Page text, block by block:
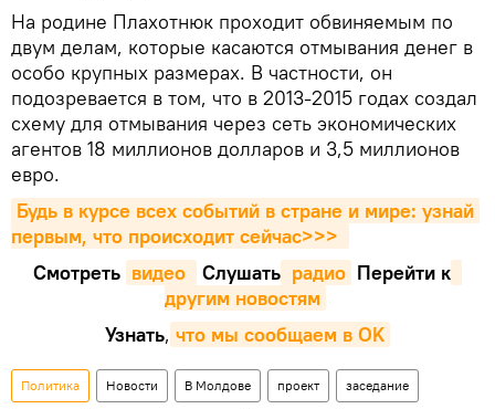
На родине Плахотнюк проходит обвиняемым по
двум делам, которые касаются отмывания денег в
особо крупных размерах. В частности, он
подозревается в том, что в 2013-2015 годах создал
схему для отмывания через сеть экономических
агентов 18 миллионов долларов и 3,5 миллионов
евро.
Будь в курсе всех событий в стране и мире: узнай
первым, что происходит сейчаc>>>
Смотреть видео Cлушать радио Перейти к
другим новостям
Узнать, что мы сообщаем в OK
Политика Новости В Молдове проект заседание